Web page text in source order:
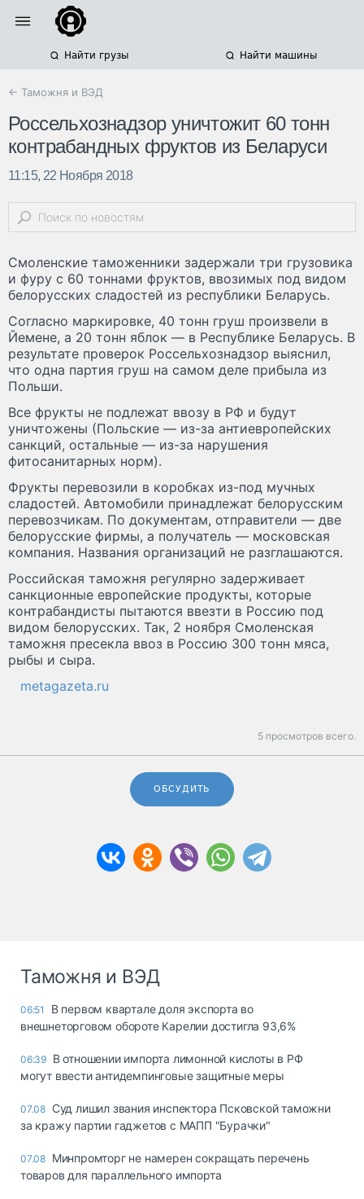
Найти грузы Найти машины
← Таможня и ВЭД
Россельхознадзор уничтожит 60 тонн
контрабандных фруктов из Беларуси
11:15, 22 Ноября 2018
Смоленские таможенники задержали три грузовика
и фуру с 60 тоннами фруктов, ввозимых под видом
белорусских сладостей из республики Беларусь.
Согласно маркировке, 40 тонн груш произвели в
Йемене, а 20 тонн яблок — в Республике Беларусь. В
результате проверок Россельхознадзор выяснил,
что одна партия груш на самом деле прибыла из
Польши.
Все фрукты не подлежат ввозу в РФ и будут
уничтожены (Польские — из-за антиевропейских
санкций, остальные — из-за нарушения
фитосанитарных норм).
Фрукты перевозили в коробках из-под мучных
сладостей. Автомобили принадлежат белорусским
перевозчикам. По документам, отправители — две
белорусские фирмы, а получатель — московская
компания. Названия организаций не разглашаются.
Российская таможня регулярно задерживает
санкционные европейские продукты, которые
контрабандисты пытаются ввезти в Россию под
видом белорусских. Так, 2 ноября Смоленская
таможня пресекла ввоз в Россию 300 тонн мяса,
рыбы и сыра.
metagazeta.ru
5 просмотров всего.
ОБСУДИТЬ
Таможня и ВЭД
06:51
В первом квартале доля экспорта во
внешнеторговом обороте Карелии достигла 93,6%
06:39 В отношении импорта лимонной кислоты в РФ
могут ввести антидемпинговые защитные меры
07.08 Суд лишил звания инспектора Псковской таможни
за кражу партии гаджетов с МАПП "Бурачки"
07.08 Минпромторг не намерен сокращать перечень
товаров для параллельного импорта